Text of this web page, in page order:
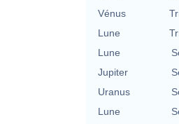
Vénus
Lune
Lune
Jupiter
Uranus
Lune